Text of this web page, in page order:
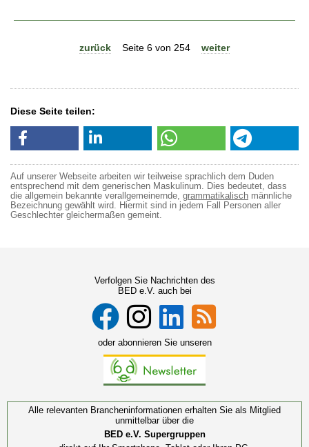
zurück Seite 6 von 254 weiter
Diese Seite teilen:
Auf unserer Webseite arbeiten wir teilweise sprachlich dem Duden
entsprechend mit dem generischen Maskulinum. Dies bedeutet, dass
die allgemein bekannte verallgemeinernde, grammatikalisch männliche
Bezeichnung gewählt wird. Hiermit sind in jedem Fall Personen aller
Geschlechter gleichermaßen gemeint.
Verfolgen Sie Nachrichten des
BED e.V. auch bei
oder abonnieren Sie unseren
Alle relevanten Brancheninformationen erhalten Sie als Mitglied
unmittelbar über die
BED e.V. Supergruppen